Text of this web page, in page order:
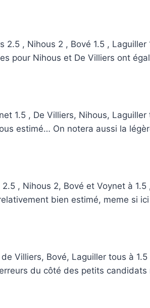
, Nihous 2 , Bové 1.5 , Laguiller
pour Nihous et De Villiers ont
1.5 , De Villiers, Nihous, Laguiller
estimé… On notera aussi la
, Nihous 2, Bové et Voynet à 1.5
bien estimé, meme si
Villiers, Bové, Laguiller tous à
du côté des petits